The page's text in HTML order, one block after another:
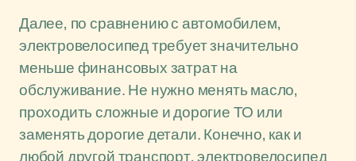
Далее, по сравнению с автомобилем,
электровелосипед требует значительно
меньше финансовых затрат на
обслуживание. Не нужно менять масло,
проходить сложные и дорогие ТО или
заменять дорогие детали. Конечно, как и
любой другой транспорт, электровелосипед